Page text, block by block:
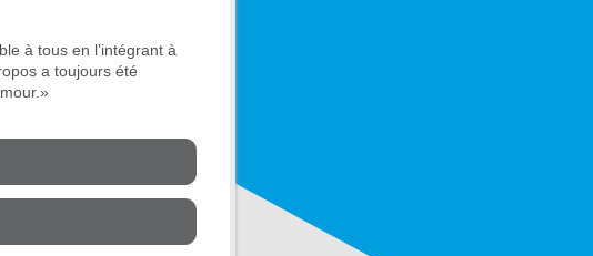
à tous en l’intégrant à
a toujours été